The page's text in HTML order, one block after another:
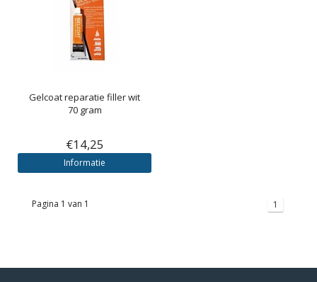
Gelcoat reparatie filler wit
70 gram
€14,25
Informatie
Pagina 1 van 1 1